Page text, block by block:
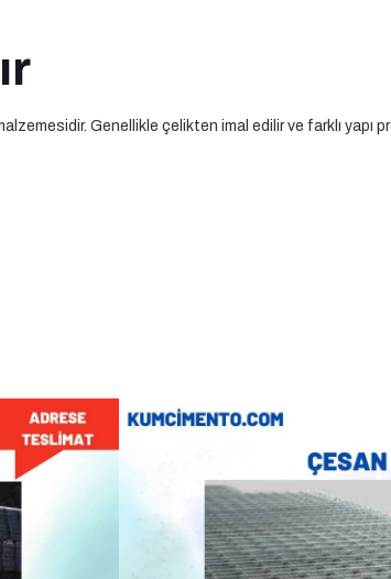
Genellikle çelikten imal edilir ve farklı yapı